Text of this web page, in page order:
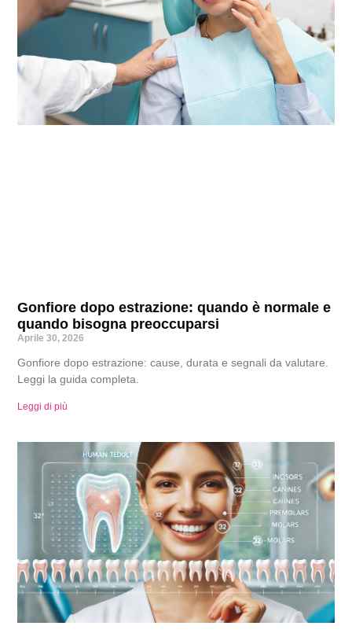
Gonfiore dopo estrazione: quando è normale e
quando bisogna preoccuparsi
Aprile 30, 2026
Gonfiore dopo estrazione: cause, durata e segnali da valutare.
Leggi la guida completa.
Leggi di più